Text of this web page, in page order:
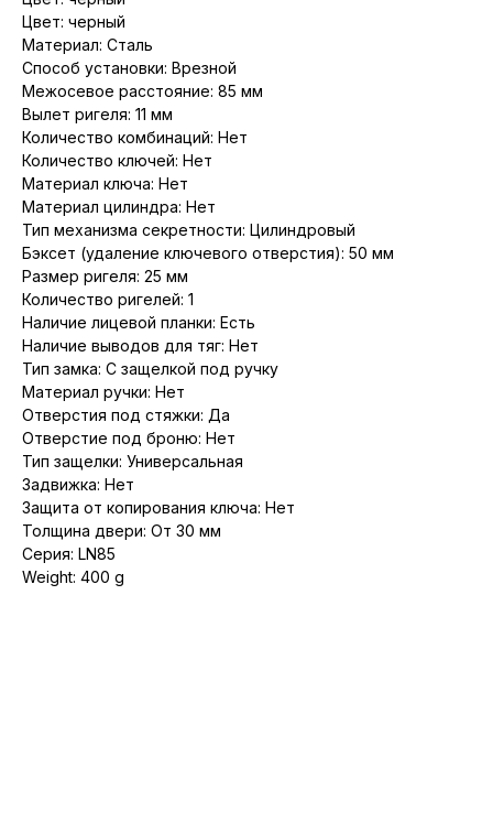
Цвет: черный
Материал: Сталь
Способ установки: Врезной
Межосевое расстояние: 85 мм
Вылет ригеля: 11 мм
Количество комбинаций: Нет
Количество ключей: Нет
Материал ключа: Нет
Материал цилиндра: Нет
Тип механизма секретности: Цилиндровый
Бэксет (удаление ключевого отверстия): 50 мм
Размер ригеля: 25 мм
Количество ригелей: 1
Наличие лицевой планки: Есть
Наличие выводов для тяг: Нет
Тип замка: С защелкой под ручку
Материал ручки: Нет
Отверстия под стяжки: Да
Отверстие под броню: Нет
Тип защелки: Универсальная
Задвижка: Нет
Защита от копирования ключа: Нет
Толщина двери: От 30 мм
Серия: LN85
Weight: 400 g